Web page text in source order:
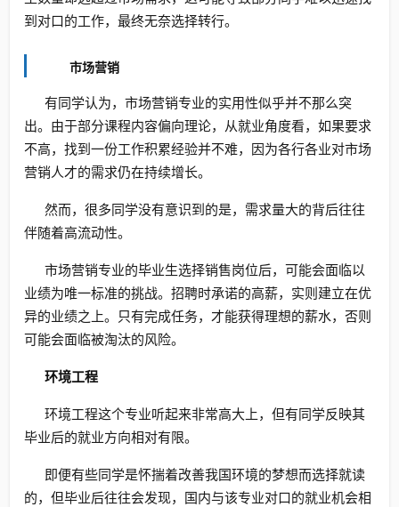
到对口的工作，最终无奈选择转行。
市场营销
有同学认为，市场营销专业的实用性似乎并不那么突
出。由于部分课程内容偏向理论，从就业角度看，如果要求
不高，找到一份工作积累经验并不难，因为各行各业对市场
营销人才的需求仍在持续增长。
然而，很多同学没有意识到的是，需求量大的背后往往
伴随着高流动性。
市场营销专业的毕业生选择销售岗位后，可能会面临以
业绩为唯一标准的挑战。招聘时承诺的高薪，实则建立在优
异的业绩之上。只有完成任务，才能获得理想的薪水，否则
可能会面临被淘汰的风险。
环境工程
环境工程这个专业听起来非常高大上，但有同学反映其
毕业后的就业方向相对有限。
即便有些同学是怀揣着改善我国环境的梦想而选择就读
的，但毕业后往往会发现，国内与该专业对口的就业机会相